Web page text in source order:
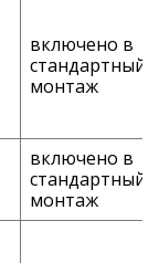
включено в
стандартный
монтаж
включено в
стандартный
монтаж